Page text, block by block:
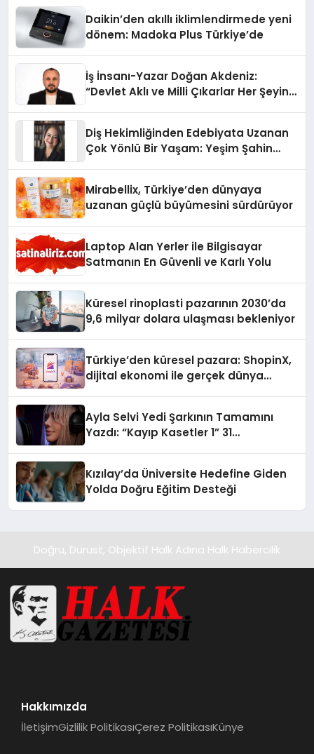
Daikin’den akıllı iklimlendirmede yeni
dönem: Madoka Plus Türkiye’de
İş İnsanı-Yazar Doğan Akdeniz:
“Devlet Aklı ve Milli Çıkarlar Her Şeyin
Diş Hekimliğinden Edebiyata Uzanan
Çok Yönlü Bir Yaşam: Yeşim Şahin
Mirabellix, Türkiye’den dünyaya
uzanan güçlü büyümesini sürdürüyor
Laptop Alan Yerler ile Bilgisayar
Satmanın En Güvenli ve Karlı Yolu
Küresel rinoplasti pazarının 2030’da
9,6 milyar dolara ulaşması bekleniyor
Türkiye’den küresel pazara: ShopinX,
dijital ekonomi ile gerçek dünya
Ayla Selvi Yedi Şarkının Tamamını
Yazdı: “Kayıp Kasetler 1” 31
Kızılay’da Üniversite Hedefine Giden
Yolda Doğru Eğitim Desteği
Doğru, Dürüst, Objektif Halk Adına Halk Habercilik
Hakkımızda
İletişimGizlilik PolitikasıÇerez PolitikasıKünye